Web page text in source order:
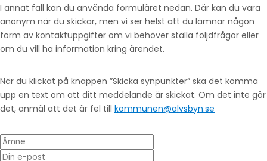
I annat fall kan du använda formuläret nedan. Där kan du vara
anonym när du skickar, men vi ser helst att du lämnar någon
form av kontaktuppgifter om vi behöver ställa följdfrågor eller
om du vill ha information kring ärendet.
När du klickat på knappen ”Skicka synpunkter” ska det komma
upp en text om att ditt meddelande är skickat. Om det inte gör
det, anmäl att det är fel till kommunen@alvsbyn.se
Ämne
Din e-post